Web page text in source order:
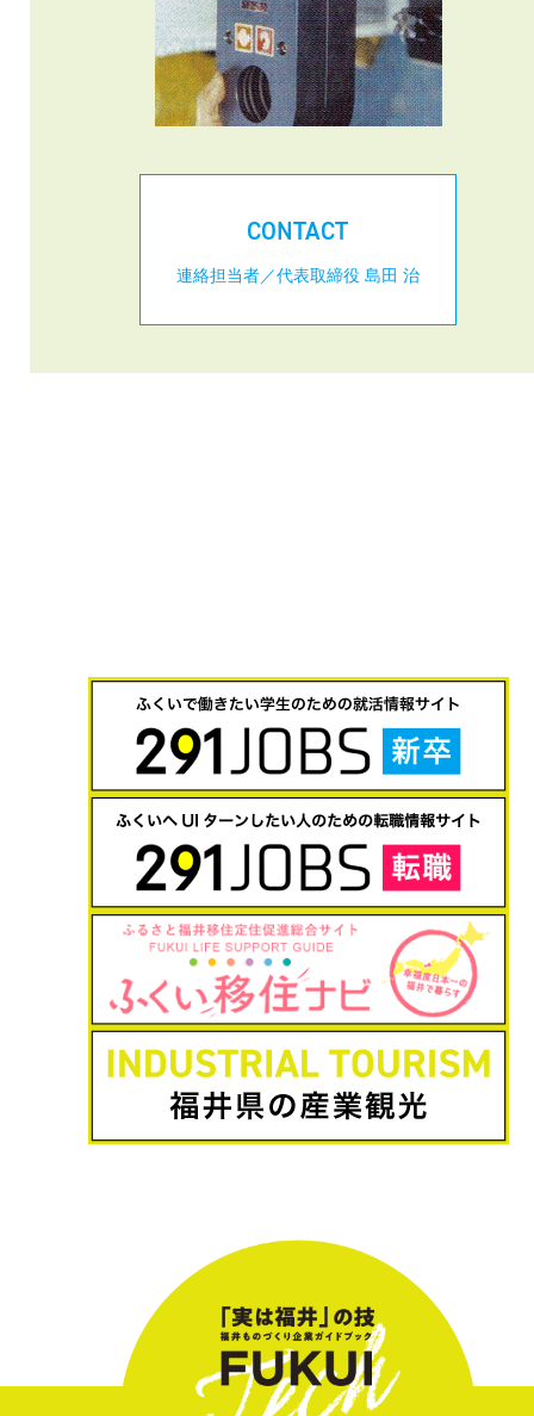
CONTACT
連絡担当者／代表取締役 島田 治